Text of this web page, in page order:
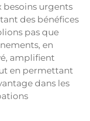
urgents
des bénéfices
pas que
en
amplifient
en permettant
dans les